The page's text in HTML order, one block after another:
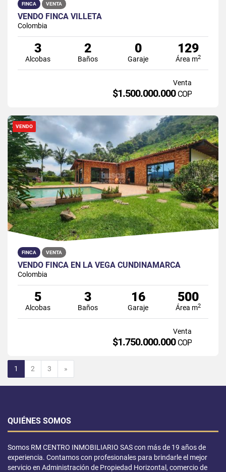
FINCA VENTA
VENDO FINCA VILLETA
Colombia
3
Alcobas
2
Baños
0
Garaje
129
Área m2
Venta
$1.500.000.000 COP
VENDO
FINCA VENTA
VENDO FINCA EN LA VEGA CUNDINAMARCA
Colombia
5
Alcobas
3
Baños
16
Garaje
500
Área m2
Venta
$1.750.000.000 COP
1 2 3 »
QUIÉNES SOMOS
Somos RM CENTRO INMOBILIARIO SAS con más de 19 años de
experiencia. Contamos con profesionales para brindarle el mejor
servicio en Administración de Propiedad Horizontal, comercio de